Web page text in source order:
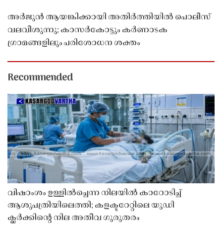
അർജുൻ ആയങ്കിക്കായി അതിർത്തിയിൽ പൊലീസ്
വലവീശുന്നു; കാസർകോട്ടും കർണാടക
ഗ്രാമങ്ങളിലും പരിശോധന ശക്തം
Recommended
വിഷാംശം ഉള്ളിൽച്ചെന്ന നിലയിൽ കാറോടിച്ച്
ആശുപത്രിയിലെത്തി; കളക്ടറേറ്റിലെ യുഡി
ക്ലർക്കിൻ്റെ നില അതീവ ഗുരുതരം